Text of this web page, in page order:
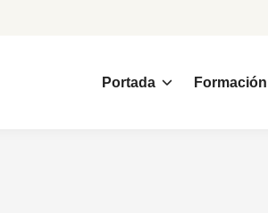
Portada Formación